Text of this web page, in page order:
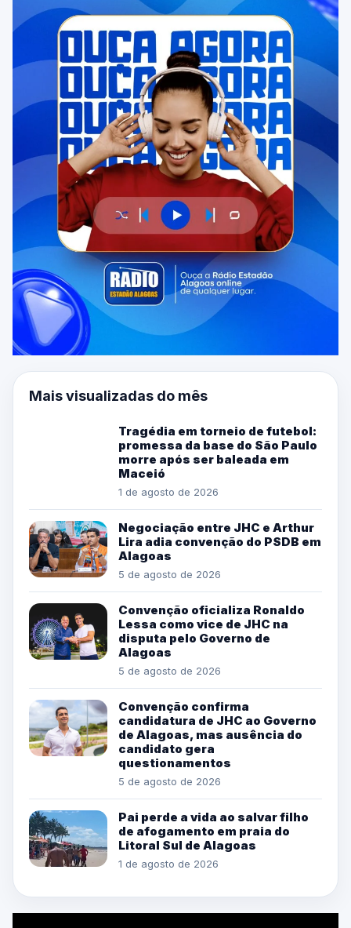
Mais visualizadas do mês
Tragédia em torneio de futebol:
promessa da base do São Paulo
morre após ser baleada em
Maceió
1 de agosto de 2026
Negociação entre JHC e Arthur
Lira adia convenção do PSDB em
Alagoas
5 de agosto de 2026
Convenção oficializa Ronaldo
Lessa como vice de JHC na
disputa pelo Governo de
Alagoas
5 de agosto de 2026
Convenção confirma
candidatura de JHC ao Governo
de Alagoas, mas ausência do
candidato gera
questionamentos
5 de agosto de 2026
Pai perde a vida ao salvar filho
de afogamento em praia do
Litoral Sul de Alagoas
1 de agosto de 2026